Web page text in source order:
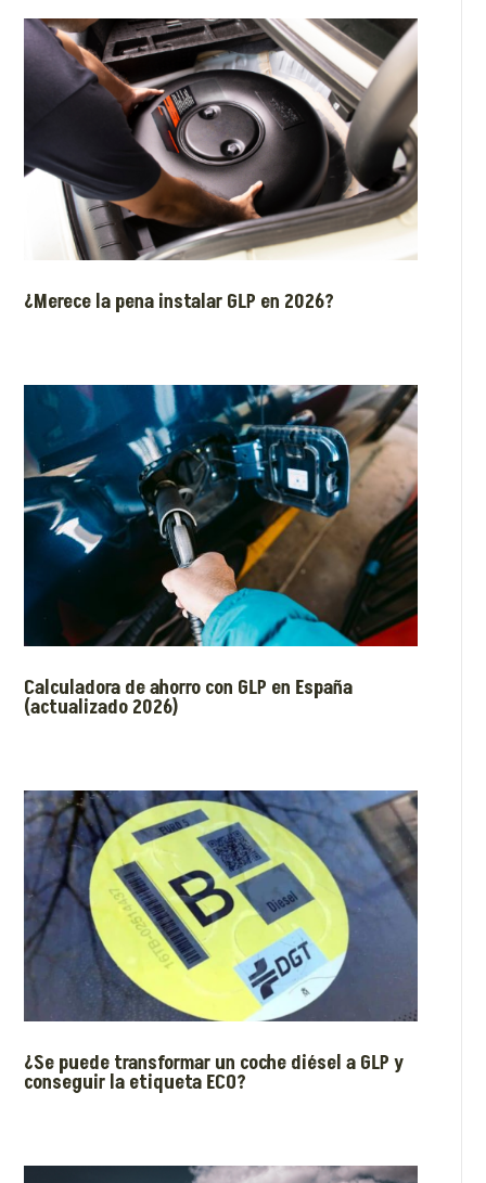
¿Merece la pena instalar GLP en 2026?
Calculadora de ahorro con GLP en España
(actualizado 2026)
¿Se puede transformar un coche diésel a GLP y
conseguir la etiqueta ECO?